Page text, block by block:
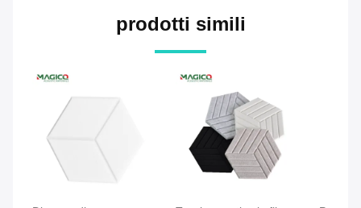
prodotti simili